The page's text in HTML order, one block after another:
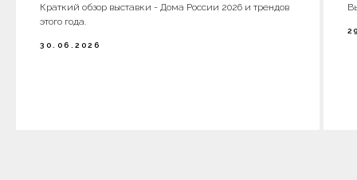
Краткий обзор выставки - Дома России 2026 и трендов
этого года.
30.06.2026